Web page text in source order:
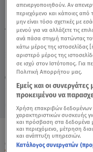
Παρασκευή 7
17.10.23, 21:36 MEDIA
TAGS: ΦΑΡΜΑ
ΟΛΑ ΤΑ ΒΙΝΤΕΟ
απενεργοποιηθούν. Αν
περιεχόμενο και κάποιες από
μην είναι τόσο σχετικές με
μενού για να αλλάξετε τις
ανά πάσα στιγμή πατώντας
κάτω μέρος της ιστοσελίδας
αριστερό μέρος της
σε ισχύ στον Ιστότοπος. Για
Πολιτική Απορρήτου μας.
Εμείς και οι
προκειμένου να
Χρήση επακριβών
χαρακτηριστικών συσκευής
και πρόσβαση στα δεδομένα
και περιεχόμενο, μέτρηση
και ανάπτυξη υπηρεσιών.
Κατάλογος συνεργατών